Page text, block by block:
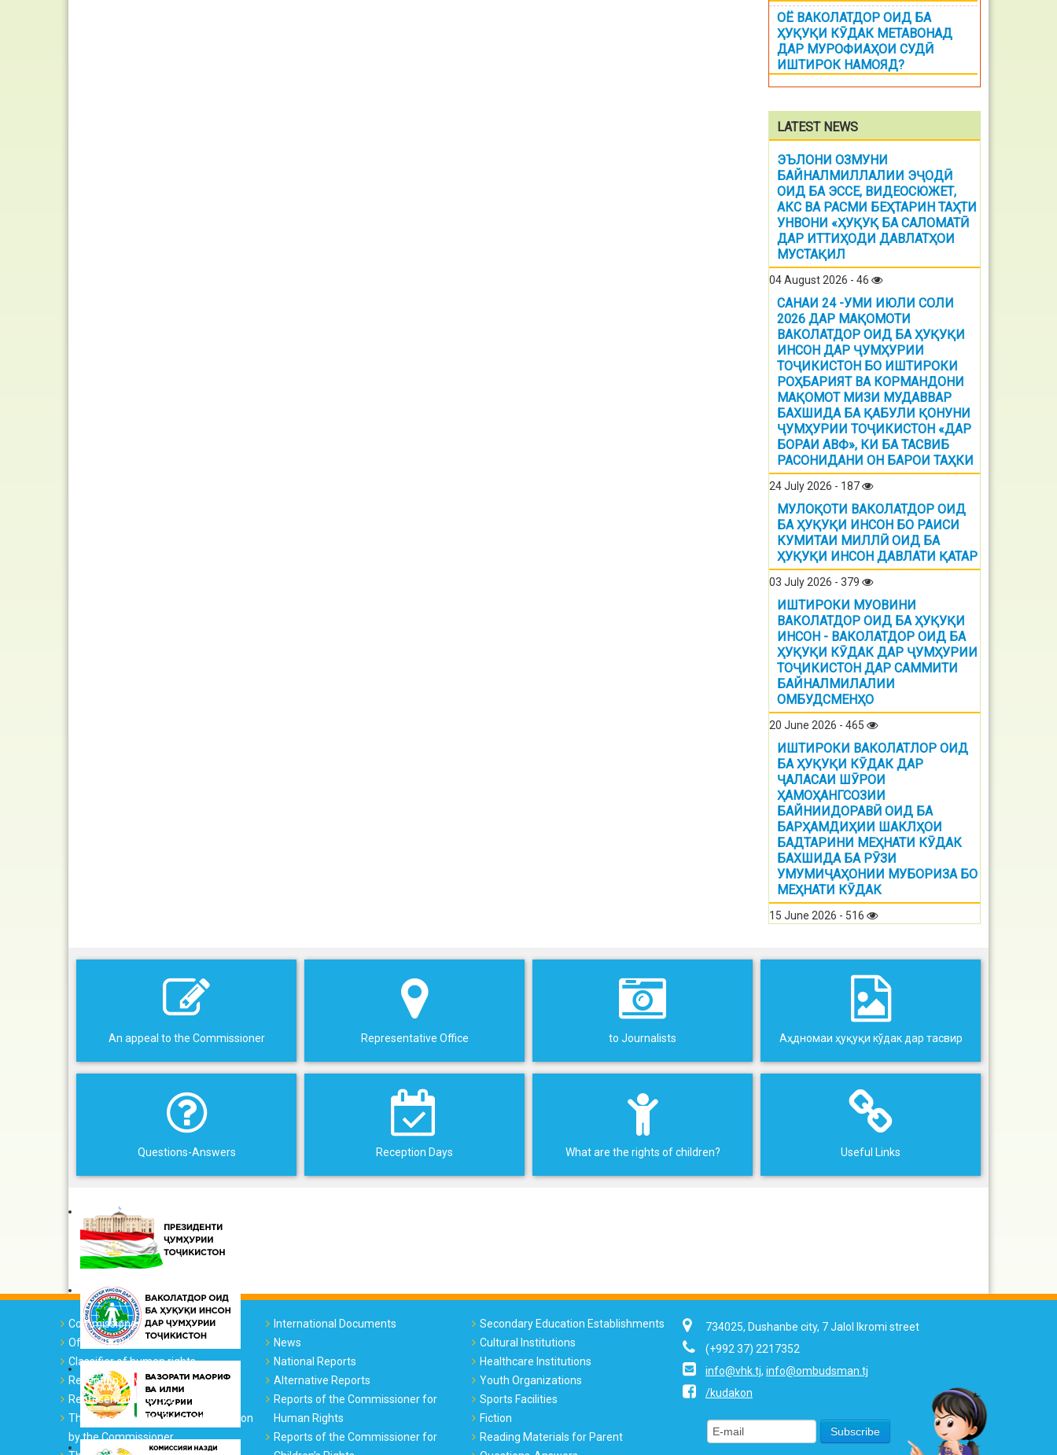
ОЁ ВАКОЛАТДОР ОИД БА
ҲУҚУҚИ КӮДАК МЕТАВОНАД
ДАР МУРОФИАҲОИ СУДӢ
ИШТИРОК НАМОЯД?
LATEST NEWS
ЭЪЛОНИ ОЗМУНИ
БАЙНАЛМИЛЛАЛИИ ЭҶОДӢ
ОИД БА ЭССЕ, ВИДЕОСЮЖЕТ,
АКС ВА РАСМИ БЕҲТАРИН ТАҲТИ
УНВОНИ «ҲУҚУҚ БА САЛОМАТӢ
ДАР ИТТИҲОДИ ДАВЛАТҲОИ
МУСТАҚИЛ
04 August 2026 - 46
САНАИ 24 -УМИ ИЮЛИ СОЛИ
2026 ДАР МАҚОМОТИ
ВАКОЛАТДОР ОИД БА ҲУҚУҚИ
ИНСОН ДАР ҶУМҲУРИИ
ТОҶИКИСТОН БО ИШТИРОКИ
РОҲБАРИЯТ ВА КОРМАНДОНИ
МАҚОМОТ МИЗИ МУДАВВАР
БАХШИДА БА ҚАБУЛИ ҚОНУНИ
ҶУМҲУРИИ ТОҶИКИСТОН «ДАР
БОРАИ АВФ», КИ БА ТАСВИБ
РАСОНИДАНИ ОН БАРОИ ТАҲКИ
24 July 2026 - 187
МУЛОҚОТИ ВАКОЛАТДОР ОИД
БА ҲУҚУҚИ ИНСОН БО РАИСИ
КУМИТАИ МИЛЛӢ ОИД БА
ҲУҚУҚИ ИНСОН ДАВЛАТИ ҚАТАР
03 July 2026 - 379
ИШТИРОКИ МУОВИНИ
ВАКОЛАТДОР ОИД БА ҲУҚУҚИ
ИНСОН - ВАКОЛАТДОР ОИД БА
ҲУҚУҚИ КӮДАК ДАР ҶУМҲУРИИ
ТОҶИКИСТОН ДАР САММИТИ
БАЙНАЛМИЛАЛИИ
ОМБУДСМЕНҲО
20 June 2026 - 465
ИШТИРОКИ ВАКОЛАТЛОР ОИД
БА ҲУҚУҚИ КӮДАК ДАР
ҶАЛАСАИ ШӮРОИ
ҲАМОҲАНГСОЗИИ
БАЙНИИДОРАВӢ ОИД БА
БАРҲАМДИҲИИ ШАКЛҲОИ
БАДТАРИНИ МЕҲНАТИ КӮДАК
БАХШИДА БА РӮЗИ
УМУМИҶАҲОНИИ МУБОРИЗА БО
МЕҲНАТИ КӮДАК
15 June 2026 - 516
An appeal to the Commissioner
Questions-Answers
Representative Office
Reception Days
to Journalists
What are the rights of children?
Аҳдномаи ҳуқуқи кўдак дар тасвир
Useful Links
Commissioner
Office Structure
Classifier of human rights
Reception Days
Representative Office
The Procedure for Requesting Action
by the Commissioner
International Documents
News
National Reports
Alternative Reports
Reports of the Commissioner for
Human Rights
Reports of the Commissioner for
Secondary Education Establishments
Cultural Institutions
Healthcare Institutions
Youth Organizations
Sports Facilities
Fiction
Reading Materials for Parent
734025, Dushanbe city, 7 Jalol Ikromi street
(+992 37) 2217352
info@vhk.tj, info@ombudsman.tj
/kudakon